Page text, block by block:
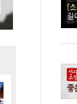
[
길
더